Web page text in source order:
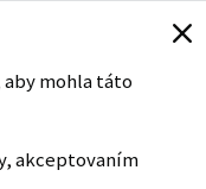
aby mohla táto
akceptovaním